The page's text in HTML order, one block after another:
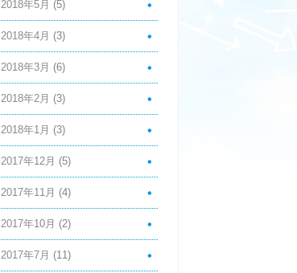
2018年5月 (5)
2018年4月 (3)
2018年3月 (6)
2018年2月 (3)
2018年1月 (3)
2017年12月 (5)
2017年11月 (4)
2017年10月 (2)
2017年7月 (11)